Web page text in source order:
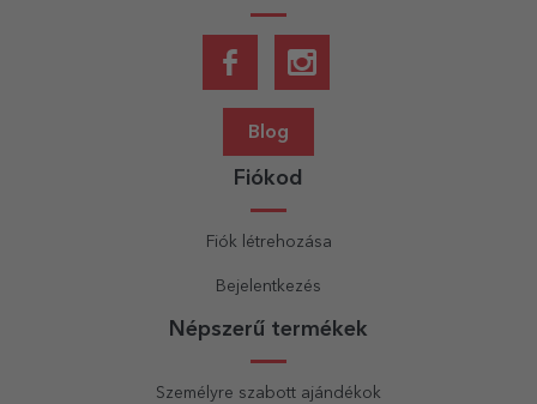
Blog
Fiókod
Fiók létrehozása
Bejelentkezés
Népszerű termékek
Személyre szabott ajándékok